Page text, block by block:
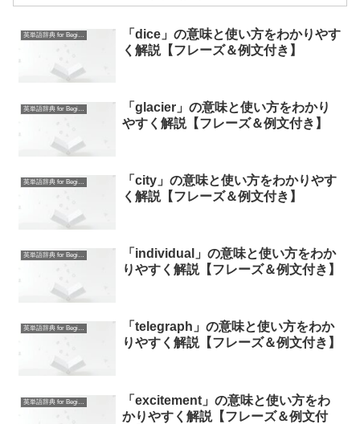
英単語辞典 for Beginners
「dice」の意味と使い方をわかりやす
く解説【フレーズ＆例文付き】
英単語辞典 for Beginners
「glacier」の意味と使い方をわかり
やすく解説【フレーズ＆例文付き】
英単語辞典 for Beginners
「city」の意味と使い方をわかりやす
く解説【フレーズ＆例文付き】
英単語辞典 for Beginners
「individual」の意味と使い方をわか
りやすく解説【フレーズ＆例文付き】
英単語辞典 for Beginners
「telegraph」の意味と使い方をわか
りやすく解説【フレーズ＆例文付き】
英単語辞典 for Beginners
「excitement」の意味と使い方をわ
かりやすく解説【フレーズ＆例文付